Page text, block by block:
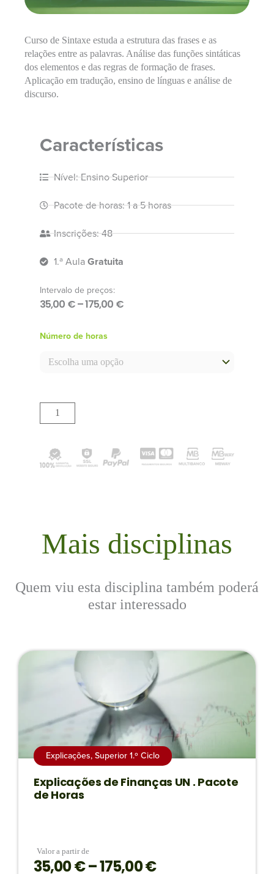
Curso de Sintaxe estuda a estrutura das frases e as
relações entre as palavras. Análise das funções sintáticas
dos elementos e das regras de formação de frases.
Aplicação em tradução, ensino de línguas e análise de
discurso.
Características
Nível: Ensino Superior
Pacote de horas: 1 a 5 horas
Inscrições: 48
1.ª AulaGratuita
Intervalo de preços:
35,00 €–175,00 €
Número de horas
Mais disciplinas
Quem viu esta disciplina também poderá
estar interessado
Explicações,Superior 1.º Ciclo
Explicações de Finanças UN . Pacote
de Horas
Valor a partir de
35,00€–175,00€